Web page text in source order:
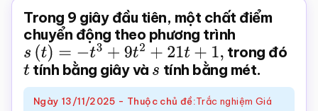
Toán,
trắc
nghiệm
Toán
online
Trong 9 giây đầu tiên, một chất điểm
chuyển động theo phương trình
s (t)= −t 3+9t 2+ 21t+1,
trong đó
t tính bằng giây và s tính bằng mét.
Ngày 13/11/2025 - Thuộc chủ đề:Trắc nghiệm Giá